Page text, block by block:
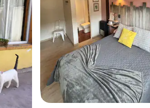
: 4,95 sur 5